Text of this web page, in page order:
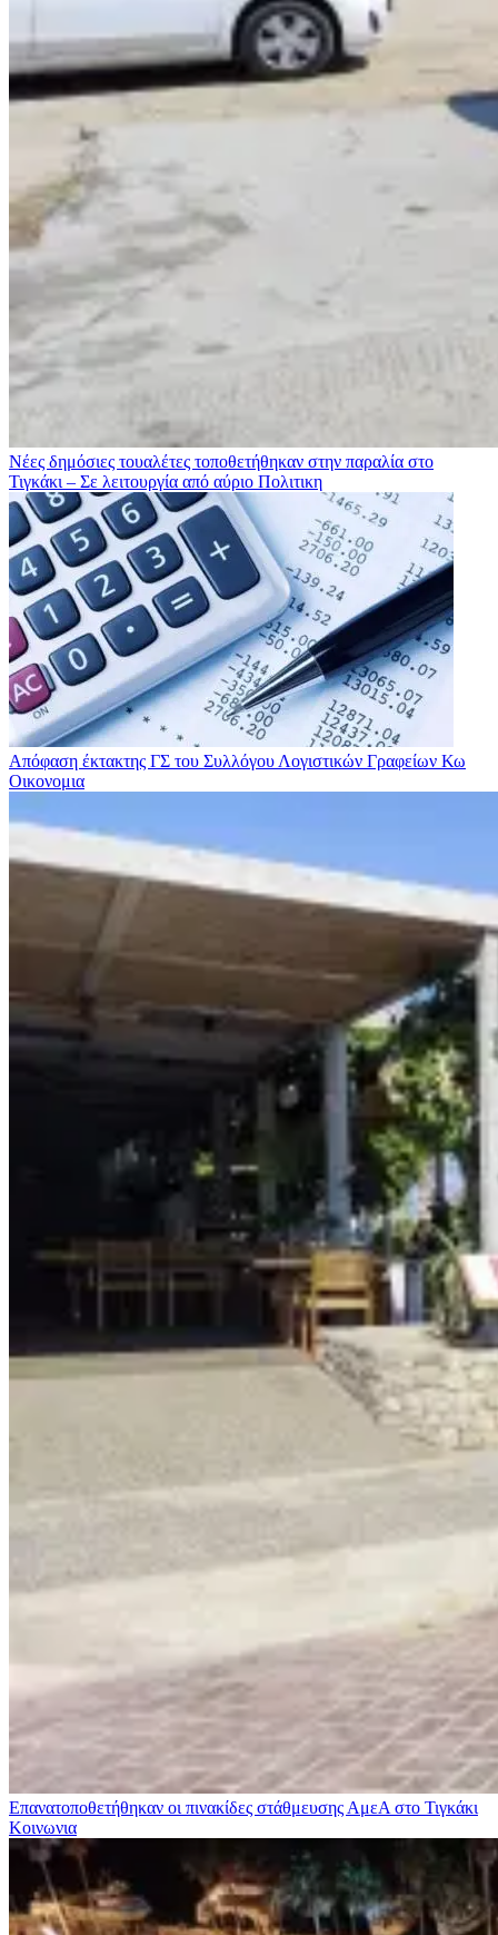
Νέες δημόσιες τουαλέτες τοποθετήθηκαν στην παραλία στο
Τιγκάκι – Σε λειτουργία από αύριο Πολιτικη
Απόφαση έκτακτης ΓΣ του Συλλόγου Λογιστικών Γραφείων Κω
Οικονομια
Επανατοποθετήθηκαν οι πινακίδες στάθμευσης ΑμεΑ στο Τιγκάκι
Κοινωνια